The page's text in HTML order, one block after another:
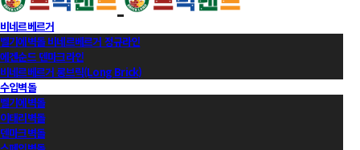
비네르베르거
벨기에벽돌 비네르베르거 정규라인
에겐순드 덴마크라인
비네르베르거 롱브릭(Long Brick)
수입벽돌
벨기에벽돌
이태리벽돌
덴마크벽돌